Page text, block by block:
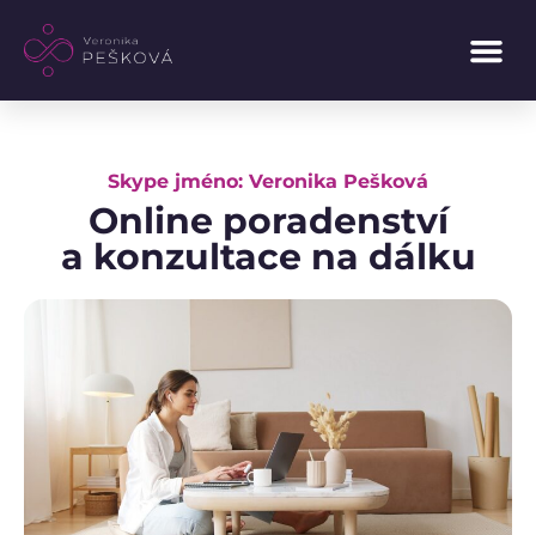
Skype jméno: Veronika Pešková
Online poradenství
a konzultace na dálku